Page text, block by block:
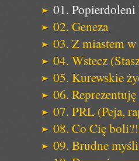
01.
02. Geneza
03. Z miastem w
04. Wstecz
05. Kurewskie
06.
07. PRL (Peja,
08. Co Cię
09. Brudne myśli